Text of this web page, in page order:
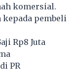
komersial.
pembeli
Rp8 Juta
PR